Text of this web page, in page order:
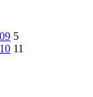
5
11